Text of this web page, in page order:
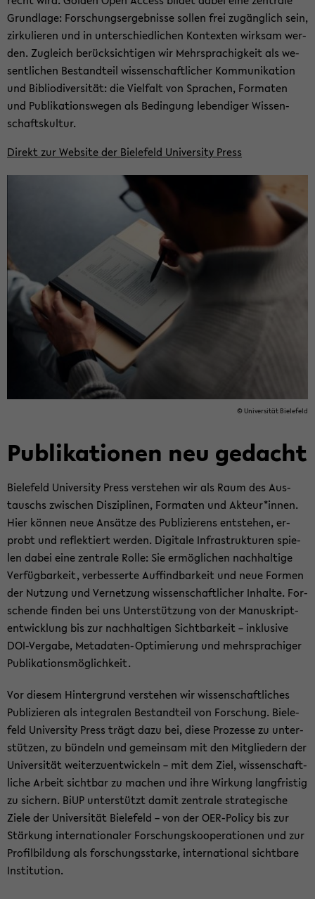
Grund­la­ge: For­schungs­er­geb­nis­se sol­len frei zu­gäng­lich sein,
zir­ku­lie­ren und in un­ter­schied­li­chen Kon­tex­ten wirk­sam wer­
den. Zu­gleich be­rück­sich­ti­gen wir Mehr­spra­chig­keit als we­
sent­li­chen Be­stand­teil wis­sen­schaft­li­cher Kom­mu­ni­ka­ti­on
und Bi­bliodi­ver­si­tät: die Viel­falt von Spra­chen, For­ma­ten
und Pu­bli­ka­ti­ons­we­gen als Be­din­gung le­ben­di­ger Wis­sen­
schafts­kul­tur.
Di­rekt zur Web­site der Bie­le­feld Uni­ver­si­ty Press
© Uni­ver­si­tät Bie­le­feld
Pu­bli­ka­tio­nen neu ge­dacht
Bie­le­feld Uni­ver­si­ty Press ver­ste­hen wir als Raum des Aus­
tauschs zwi­schen Dis­zi­pli­nen, For­ma­ten und Ak­teur*innen.
Hier kön­nen neue An­sät­ze des Pu­bli­zie­rens ent­ste­hen, er­
probt und re­flek­tiert wer­den. Di­gi­ta­le In­fra­struk­tu­ren spie­
len dabei eine zen­tra­le Rolle: Sie er­mög­li­chen nach­hal­ti­ge
Ver­füg­bar­keit, ver­bes­ser­te Auf­find­bar­keit und neue For­men
der Nut­zung und Ver­net­zung wis­sen­schaft­li­cher In­hal­te. For­
schen­de fin­den bei uns Un­ter­stüt­zung von der Ma­nu­skript­
ent­wick­lung bis zur nach­hal­ti­gen Sicht­bar­keit – in­klu­si­ve
DOI-​Vergabe, Metadaten-​Optimierung und mehr­spra­chi­ger
Pu­bli­ka­ti­ons­mög­lich­keit.
Vor die­sem Hin­ter­grund ver­ste­hen wir wis­sen­schaft­li­ches
Pu­bli­zie­ren als in­te­gra­len Be­stand­teil von For­schung. Bie­le­
feld Uni­ver­si­ty Press trägt dazu bei, diese Pro­zes­se zu un­ter­
stüt­zen, zu bün­deln und ge­mein­sam mit den Mit­glie­dern der
Uni­ver­si­tät wei­ter­zu­ent­wi­ckeln – mit dem Ziel, wis­sen­schaft­
li­che Ar­beit sicht­bar zu ma­chen und ihre Wir­kung lang­fris­tig
zu si­chern. BiUP un­ter­stützt damit zen­tra­le stra­te­gi­sche
Ziele der Uni­ver­si­tät Bie­le­feld – von der OER-​Policy bis zur
Stär­kung in­ter­na­tio­na­ler For­schungs­ko­ope­ra­tio­nen und zur
Pro­fil­bil­dung als for­schungs­star­ke, in­ter­na­tio­nal sicht­ba­re
In­sti­tu­ti­on.